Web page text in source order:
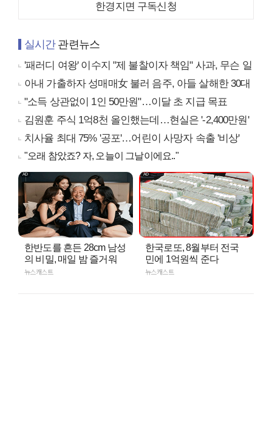
한경지면 구독신청
실시간관련뉴스
'패러디 여왕' 이수지 "제 불찰이자 책임" 사과, 무슨 일
아내 가출하자 성매매女 불러 음주, 아들 살해한 30대
"소득 상관없이 1인 50만원"…이달 초 지급 목표
김원훈 주식 1억8천 올인했는데…현실은 '-2,400만원'
치사율 최대 75% '공포'…어린이 사망자 속출 '비상'
"오래 참았죠? 자, 오늘이 그날이에요.."
한반도를 흔든 28cm 남성
의 비밀, 매일 밤 즐거워
뉴스캐스트
한국로또, 8월부터 전국
민에 1억원씩 준다
뉴스캐스트